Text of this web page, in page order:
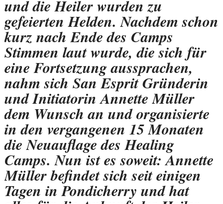
und die Heiler wurden zu
gefeierten Helden. Nachdem schon
kurz nach Ende des Camps
Stimmen laut wurde, die sich für
eine Fortsetzung aussprachen,
nahm sich San Esprit Gründerin
und Initiatorin Annette Müller
dem Wunsch an und organisierte
in den vergangenen 15 Monaten
die Neuauflage des Healing
Camps. Nun ist es soweit: Annette
Müller befindet sich seit einigen
Tagen in Pondicherry und hat